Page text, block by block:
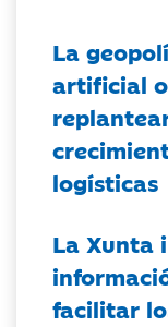
La
artificial
logísticas
La Xunta
facilitar